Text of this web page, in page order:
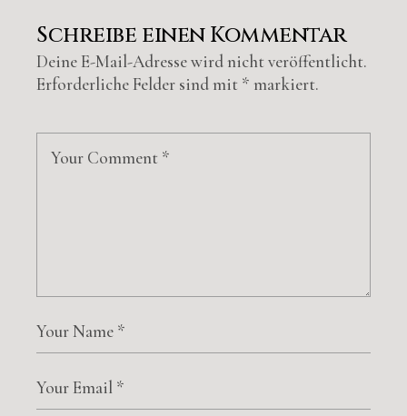
Schreibe einen Kommentar
Deine E-Mail-Adresse wird nicht veröffentlicht.
Erforderliche Felder sind mit * markiert.